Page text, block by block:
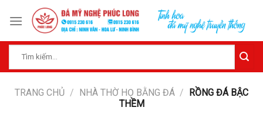
kiếm:
TRANG CHỦ / NHÀ THỜ HỌ BẰNG ĐÁ / RỒNG ĐÁ BẬC
THỀM